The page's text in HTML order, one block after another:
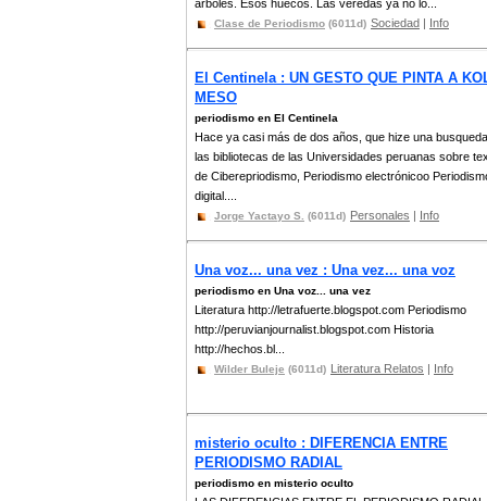
árboles. Esos huecos. Las veredas ya no lo...
Clase de Periodismo (6011d) Sociedad | Info
El Centinela : UN GESTO QUE PINTA A
MESO
periodismo en El Centinela
Hace ya casi más de dos años, que hize una
las bibliotecas de las Universidades peruanas sobre
de Ciberepriodismo, Periodismo electrónicoo
digital....
Jorge Yactayo S. (6011d) Personales | Info
Una voz... una vez : Una vez... una voz
periodismo en Una voz... una vez
Literatura http://letrafuerte.blogspot.com Periodismo
http://peruvianjournalist.blogspot.com Historia
http://hechos.bl...
Wilder Buleje (6011d) Literatura Relatos | Info
misterio oculto : DIFERENCIA ENTRE
PERIODISMO RADIAL
periodismo en misterio oculto